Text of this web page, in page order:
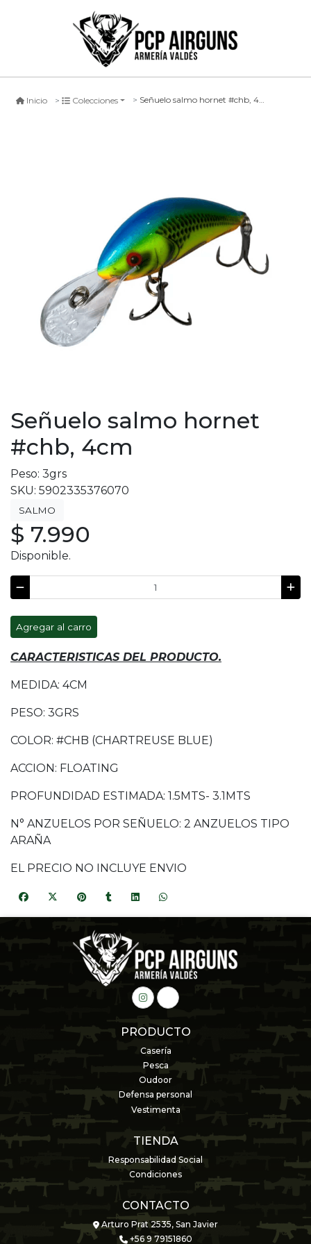
Inicio Colecciones Señuelo salmo hornet #chb, 4cm
Señuelo salmo hornet
#chb, 4cm
Peso: 3grs
SKU: 5902335376070
SALMO
$ 7.990
Disponible.
Agregar al carro
CARACTERISTICAS DEL PRODUCTO.
MEDIDA: 4CM
PESO: 3GRS
COLOR: #CHB (CHARTREUSE BLUE)
ACCION: FLOATING
PROFUNDIDAD ESTIMADA: 1.5MTS- 3.1MTS
N° ANZUELOS POR SEÑUELO: 2 ANZUELOS TIPO
ARAÑA
EL PRECIO NO INCLUYE ENVIO
PRODUCTO
Casería
Pesca
Oudoor
Defensa personal
Vestimenta
TIENDA
Responsabilidad Social
Condiciones
CONTACTO
Arturo Prat 2535, San Javier
+56 9 79151860